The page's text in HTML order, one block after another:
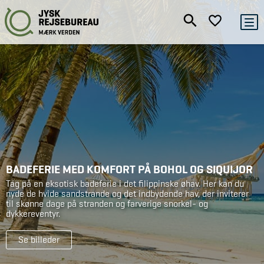
BADEFERIE MED KOMFORT PÅ BOHOL OG SIQUIJOR
Tag på en eksotisk badeferie i det filippinske øhav. Her kan du
nyde de hvide sandstrande og det indbydende hav, der inviterer
til skønne dage på stranden og farverige snorkel- og
dykkereventyr.
Se billeder